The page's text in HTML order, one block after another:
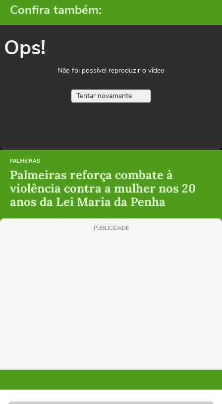
Confira também:
Ops!
Não foi possível reproduzir o vídeo
Tentar novamente
PALMEIRAS
Palmeiras reforça combate à
violência contra a mulher nos 20
anos da Lei Maria da Penha
PUBLICIDADE